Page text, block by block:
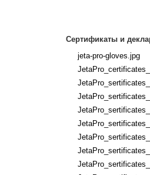
Сертификаты и
jeta-pro-gloves.jpg